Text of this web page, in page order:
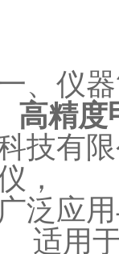
、仪
高精度
技有
，
广泛应
适用